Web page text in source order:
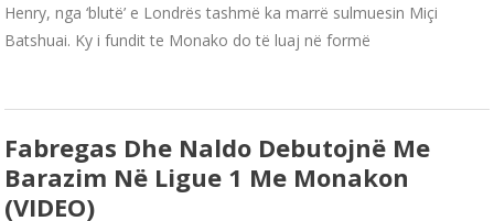
Henry, nga ‘blutë’ e Londrës tashmë ka marrë sulmuesin Miçi
Batshuai. Ky i fundit te Monako do të luaj në formë
Fabregas Dhe Naldo Debutojnë Me
Barazim Në Ligue 1 Me Monakon
(VIDEO)